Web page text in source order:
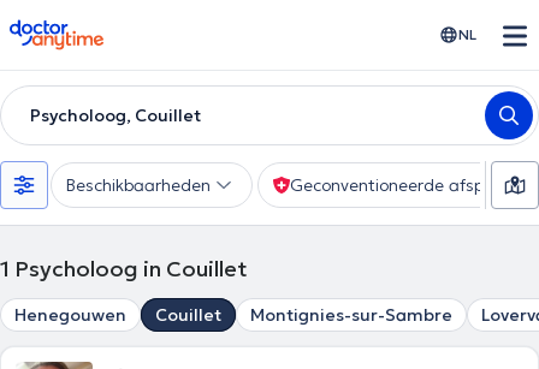
doctoranytime NL
Psycholoog, Couillet
Beschikbaarheden Geconventioneerde afspraak
1 Psycholoog in Couillet
Henegouwen Couillet Montignies-sur-Sambre